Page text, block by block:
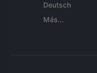
Deutsch
Más...